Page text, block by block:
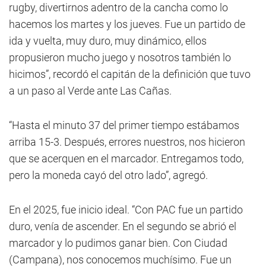
rugby, divertirnos adentro de la cancha como lo
hacemos los martes y los jueves. Fue un partido de
ida y vuelta, muy duro, muy dinámico, ellos
propusieron mucho juego y nosotros también lo
hicimos”, recordó el capitán de la definición que tuvo
a un paso al Verde ante Las Cañas.
“Hasta el minuto 37 del primer tiempo estábamos
arriba 15-3. Después, errores nuestros, nos hicieron
que se acerquen en el marcador. Entregamos todo,
pero la moneda cayó del otro lado”, agregó.
En el 2025, fue inicio ideal. “Con PAC fue un partido
duro, venía de ascender. En el segundo se abrió el
marcador y lo pudimos ganar bien. Con Ciudad
(Campana), nos conocemos muchísimo. Fue un